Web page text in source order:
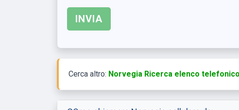
Cerca altro: Norvegia Ricerca elenco